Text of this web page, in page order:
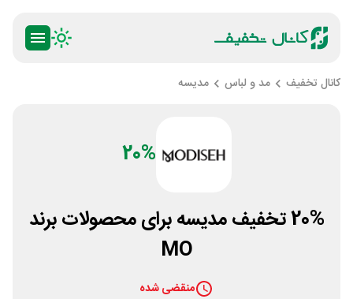
کانال تخفیف مد و لباس مدیسه
20%
20% تخفیف مدیسه برای محصولات برند
MO
منقضی شده